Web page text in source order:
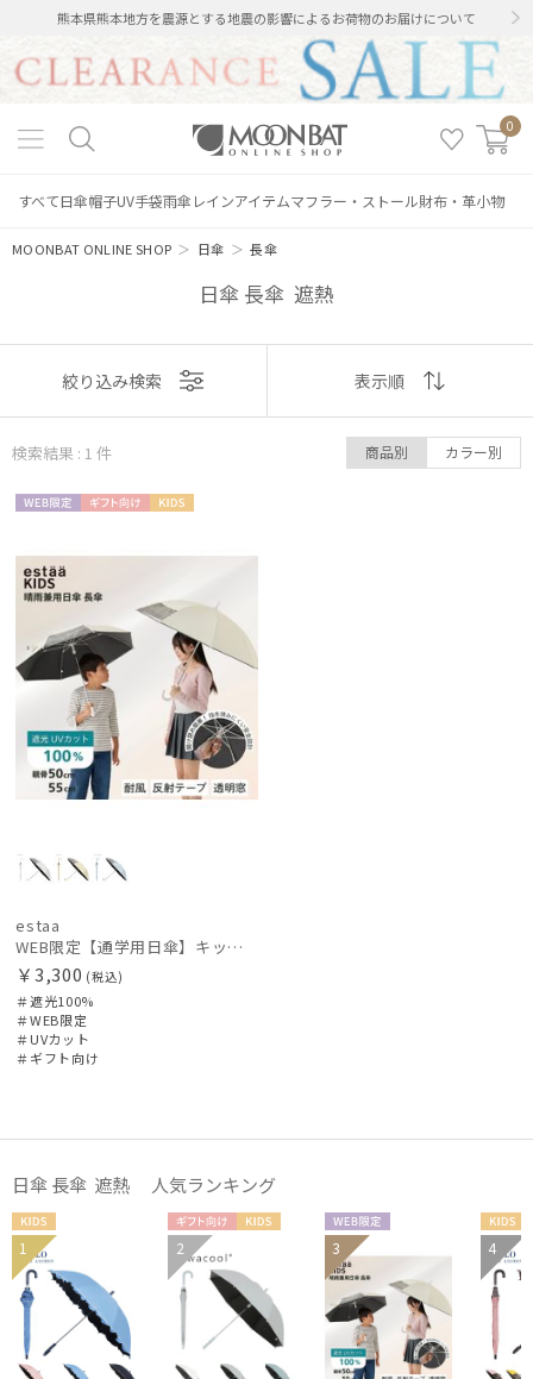
熊本県熊本地方を震源とする地震の影響によるお荷物のお届けについて
0
すべて日傘帽子UV手袋雨傘 レインアイテムマフラー・ストール財布・革小物
MOONBAT ONLINE SHOP ＞ 日傘 ＞長傘
日傘 長傘 遮熱
レディース メンズ
カテゴリー
ブランド
傘機能
その他
カラー
価格・割引率
在庫表示
販売状況
入荷状況
表示
おすすめ
価格の高い
順
価格の低い
順
人気順
売上点数順
絞り込み検索 表示順
検索結果 : 1 件 商品別 カラー別
estaa
WEB限定【通学用日傘】キッズ日傘 プレーン 遮光100 UV100 耐風
￥3,300 (税込)
＃遮光100%
＃WEB限定
＃UVカット
＃ギフト向け
日傘 長傘 遮熱 人気ランキング
KIDS
1
ギフト
向け
2
WEB限
定
ギフト
向け
KIDS
3 KIDS
4